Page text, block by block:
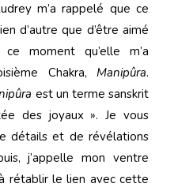
m’a rappelé que ce
d’autre que d’être aimé
moment qu’elle m’a
Chakra, Manipûra.
est un terme sanskrit
des joyaux ». Je vous
détails et de révélations
j’appelle mon ventre
rétablir le lien avec cette